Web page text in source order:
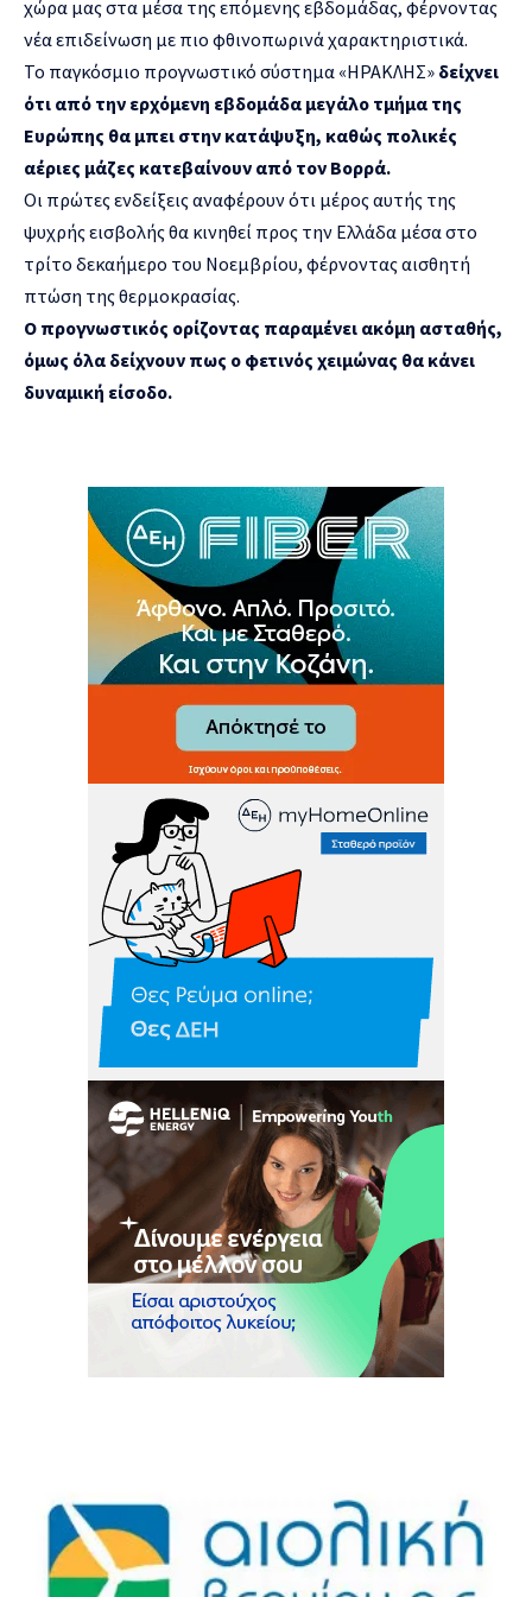
χώρα μας στα μέσα της επόμενης εβδομάδας, φέρνοντας
νέα επιδείνωση με πιο φθινοπωρινά χαρακτηριστικά.
Το παγκόσμιο προγνωστικό σύστημα «ΗΡΑΚΛΗΣ» δείχνει
ότι από την ερχόμενη εβδομάδα μεγάλο τμήμα της
Ευρώπης θα μπει στην κατάψυξη, καθώς πολικές
αέριες μάζες κατεβαίνουν από τον Βορρά.
Οι πρώτες ενδείξεις αναφέρουν ότι μέρος αυτής της
ψυχρής εισβολής θα κινηθεί προς την Ελλάδα μέσα στο
τρίτο δεκαήμερο του Νοεμβρίου, φέρνοντας αισθητή
πτώση της θερμοκρασίας.
Ο προγνωστικός ορίζοντας παραμένει ακόμη ασταθής,
όμως όλα δείχνουν πως ο φετινός χειμώνας θα κάνει
δυναμική είσοδο.